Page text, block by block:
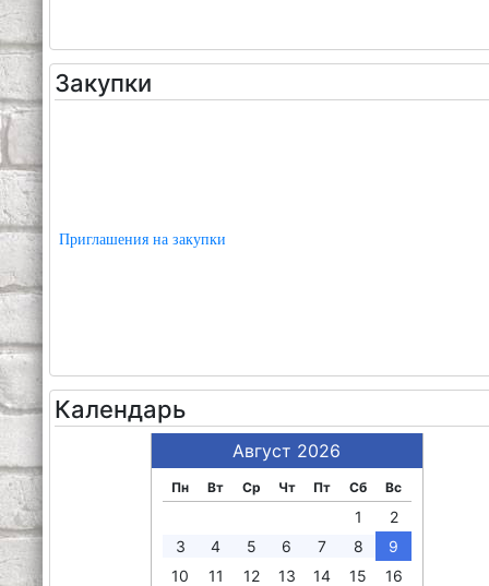
Закупки
Приглашения на закупки
Календарь
Август 2026
Пн Вт Ср Чт Пт Сб Вс
1
2
3
4 5 6 7 8
9
10
11 12 13 14 15
16